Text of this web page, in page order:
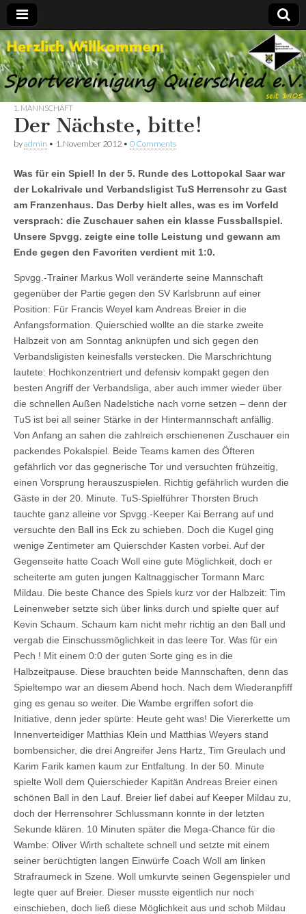
Spvgg.
Quierschied
Offizielle
Internetpräsenz
1. MANNSCHAFT
Der Nächste, bitte!
byadmin • 1. November 2012 • 0 Comments
Was für ein Spiel! In der 5. Runde des Lottopokal Saar war
der Lokalrivale und Verbandsligist TuS Herrensohr zu Gast
am Franzenhaus. Das Derby hielt alles, was es im Vorfeld
versprach: die Zuschauer sahen ein klasse Fussballspiel.
Unsere Spvgg. zeigte eine tolle Leistung und gewann am
Ende gegen den Favoriten verdient mit 1:0.
Spvgg.-Trainer Markus Woll veränderte seine Mannschaft
gegenüber der Partie gegen den SV Karlsbrunn auf einer
Position: Für Francis Weyel kam Andreas Breier in die
Anfangsformation. Quierschied wollte an die starke zweite
Halbzeit von am Sonntag anknüpfen und sich gegen den
Verbandsligisten keinesfalls verstecken. Die Marschrichtung
lautete: Hochkonzentriert und defensiv kompakt gegen den
besten Angriff der Verbandsliga, aber auch immer wieder über
die schnellen Außen Nadelstiche nach vorne setzen – denn der
TuS ist bei all seiner Stärke in der Hintermannschaft anfällig.
Von Anfang an sahen die zahlreich erschienenen Zuschauer ein
packendes Pokalspiel. Beide Teams kamen des Öfteren
gefährlich vor das gegnerische Tor und versuchten frühzeitig,
einen Vorsprung herauszuspielen. Richtig gefährlich wurden die
Gäste in der 20. Minute. TuS-Spielführer Thorsten Bruch
tauchte ganz alleine vor Spvgg.-Keeper Kai Berrang auf und
versuchte den Ball ins Eck zu schieben. Doch die Kugel ging
wenige Zentimeter am Quierschder Kasten vorbei. Auf der
Gegenseite hatte Coach Woll eine gute Möglichkeit, doch er
scheiterte am guten jungen Kaltnaggischer Tormann Marc
Mildau. Die beste Chance des Spiels kurz vor der Halbzeit: Tim
Leinenweber setzte sich über links durch und spielte quer auf
Kevin Schaum. Schaum kam nicht mehr richtig an den Ball und
vergab die Einschussmöglichkeit in das leere Tor. Was für ein
Pech ! Mit einem 0:0 der guten Sorte ging es in die
Halbzeitpause. Diese brauchten beide Mannschaften, denn das
Spieltempo war an diesem Abend hoch. Nach dem Wiederanpfiff
ging es genau so weiter. Die Wambe ergriffen sofort die
Initiative, denn jeder spürte: Heute geht was! Die Viererkette um
Innenverteidiger Matthias Klein und Matthias Weyers stand
bombensicher, die drei Angreifer Jens Hartz, Tim Greulach und
Karim Farik kamen kaum zur Entfaltung. In der 50. Minute
spielte Woll dem Quierschieder Kapitän Andreas Breier einen
schönen Ball in den Lauf. Breier lief dabei auf Keeper Mildau zu,
doch der Herrensohrer Schlussmann konnte in der letzten
Sekunde klären. 10 Minuten später die Mega-Chance für die
Wambe: Oliver Wirth schaltete schnell und setzte mit einem
seiner berüchtigten langen Einwürfe Coach Woll am linken
Strafraumeck in Szene. Woll umkurvte seinen Gegenspieler und
legte quer auf Breier. Dieser musste eigentlich nur noch
einschieben, doch ließ diese Möglichkeit aus und schob Mildau